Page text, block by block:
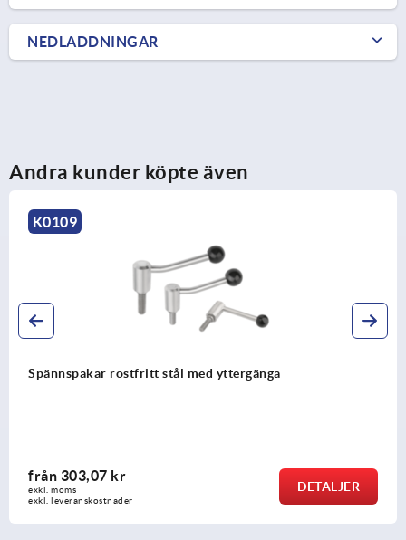
NEDLADDNINGAR
Andra kunder köpte även
med yttergänga Spännspakar i
från
exkl. moms
exkl. leveranskostnader